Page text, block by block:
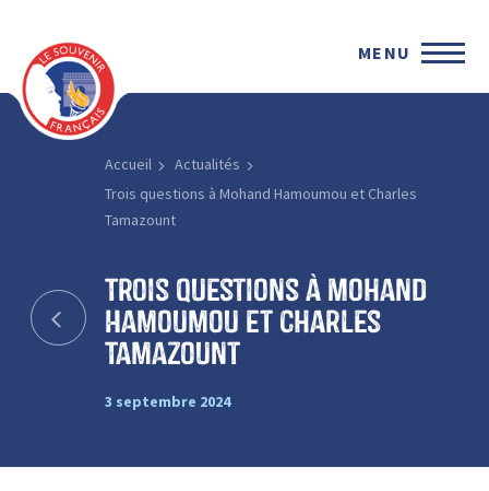
MENU
Accueil
Actualités
Trois questions à Mohand Hamoumou et Charles
Tamazount
Trois questions à Mohand
Hamoumou et Charles
Tamazount
3 septembre 2024